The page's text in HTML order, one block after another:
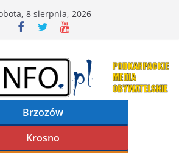
8 sierpnia, 2026
Brzozów
Krosno